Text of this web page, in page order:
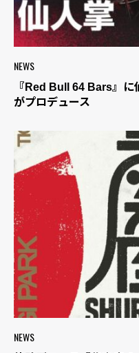
NEWS
『Red Bull 64 Bars』
がプロデュース
NEWS